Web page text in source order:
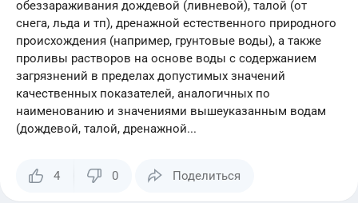
обеззараживания дождевой (ливневой), талой (от
снега, льда и тп), дренажной естественного природного
происхождения (например, грунтовые воды), а также
проливы растворов на основе воды с содержанием
загрязнений в пределах допустимых значений
качественных показателей, аналогичных по
наименованию и значениями вышеуказанным водам
(дождевой, талой, дренажной...
4 0 Поделиться